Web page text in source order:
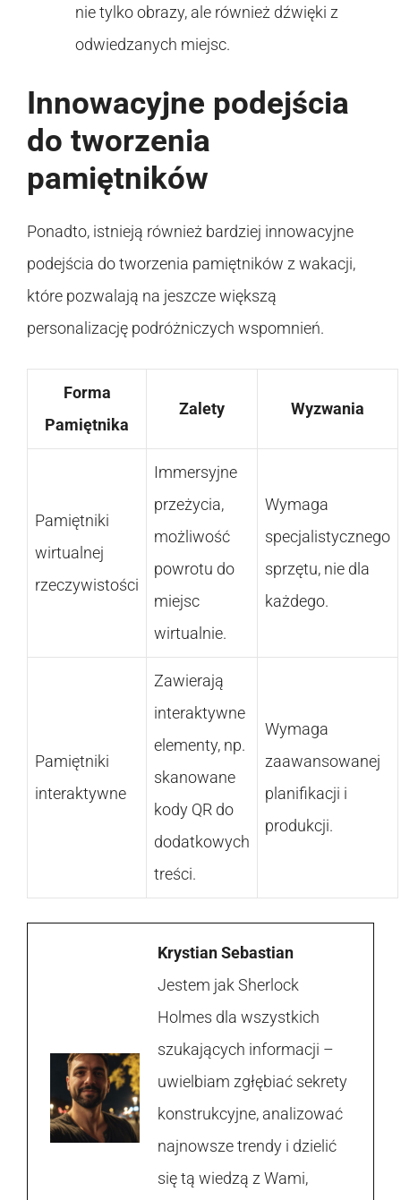
nie tylko obrazy, ale również dźwięki z
odwiedzanych miejsc.
Innowacyjne podejścia
do tworzenia
pamiętników
Ponadto, istnieją również bardziej innowacyjne
podejścia do tworzenia pamiętników z wakacji,
które pozwalają na jeszcze większą
personalizację podróżniczych wspomnień.
Forma
Pamiętnika
Zalety Wyzwania
Pamiętniki
wirtualnej
rzeczywistości
Immersyjne
przeżycia,
możliwość
powrotu do
miejsc
wirtualnie.
Wymaga
specjalistycznego
sprzętu, nie dla
każdego.
Pamiętniki
interaktywne
Zawierają
interaktywne
elementy, np.
skanowane
kody QR do
dodatkowych
treści.
Wymaga
zaawansowanej
planifikacji i
produkcji.
Krystian Sebastian
Jestem jak Sherlock
Holmes dla wszystkich
szukających informacji –
uwielbiam zgłębiać sekrety
konstrukcyjne, analizować
najnowsze trendy i dzielić
się tą wiedzą z Wami,